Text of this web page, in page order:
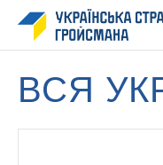
ВСЯ